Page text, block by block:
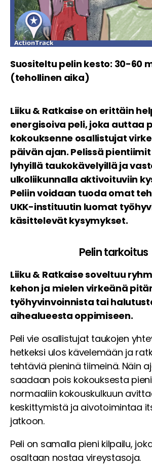
Suositeltu pelin kesto: 30-60
(tehollinen aika)
Liiku & Ratkaise on erittäin
energisoiva peli, joka auttaa
kokouksenne osallistujat
päivän ajan. Pelissä
lyhyillä taukokävelyillä ja
ulkoliikunnalla aktivoituviin
Peliin voidaan tuoda omat
UKK-instituutin luomat
käsittelevät kysymykset.
Pelin tarkoitus
Liiku & Ratkaise soveltuu
kehon ja mielen virkeänä
työhyvinvoinnista tai
aihealueesta oppimiseen.
Peli vie osallistujat taukojen
hetkeksi ulos kävelemään ja
tehtäviä pieninä tiimeinä. Näin
saadaan pois kokouksesta
normaaliin kokouskulkuun
keskittymistä ja aivotoimintaa
jatkoon.
Peli on samalla pieni kilpailu,
osaltaan nostaa vireystasoja.